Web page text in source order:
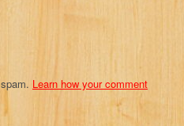
Learn how your comment